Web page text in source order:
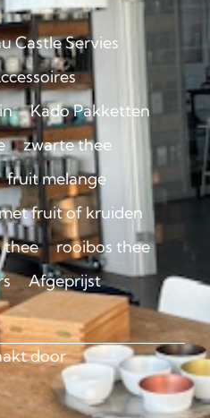
Castle Servies
Kado Pakketten
zwarte thee
fruit melange
fruit of kruiden
thee
rooibos thee
Afgeprijst
door